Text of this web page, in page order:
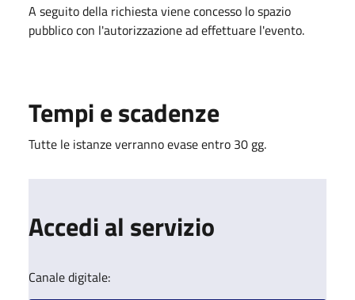
A seguito della richiesta viene concesso lo spazio
pubblico con l'autorizzazione ad effettuare l'evento.
Tempi e scadenze
Tutte le istanze verranno evase entro 30 gg.
Accedi al servizio
Canale digitale: